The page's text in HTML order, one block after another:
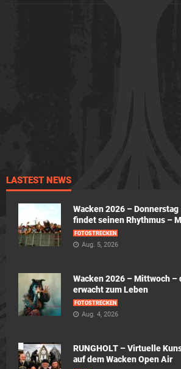
LASTEST NEWS
Wacken 2026 – Donnerstag
findet seinen Rhythmus –
FOTOSTRECKEN
Aug. 5, 2026
Wacken 2026 – Mittwoch –
erwacht zum Leben
FOTOSTRECKEN
Aug. 4, 2026
RUNGHOLT – Virtuelle
auf dem Wacken Open Air